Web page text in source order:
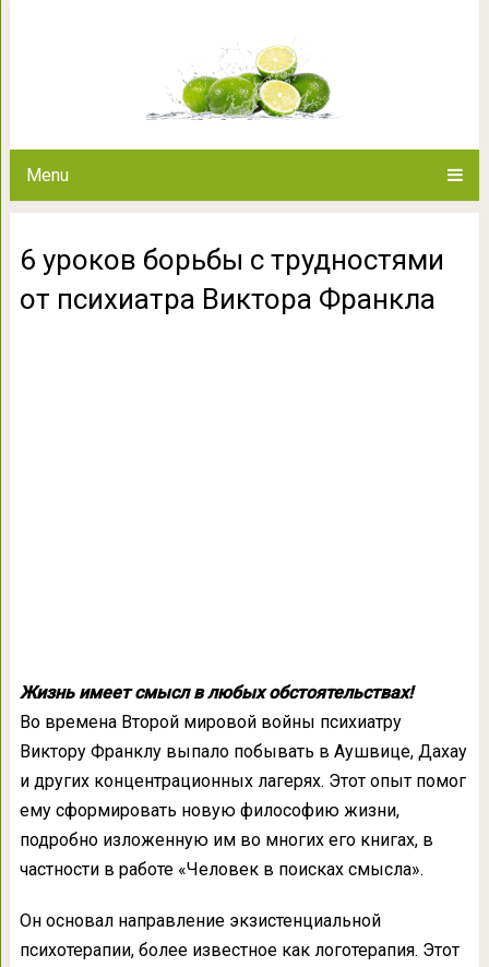
Menu
6 уроков борьбы с трудностями
от психиатра Виктора Франкла
Жизнь имеет смысл в любых обстоятельствах!
Во времена Второй мировой войны психиатру
Виктору Франклу выпало побывать в Аушвице, Дахау
и других концентрационных лагерях. Этот опыт помог
ему сформировать новую философию жизни,
подробно изложенную им во многих его книгах, в
частности в работе «Человек в поисках смысла».
Он основал направление экзистенциальной
психотерапии, более известное как логотерапия. Этот